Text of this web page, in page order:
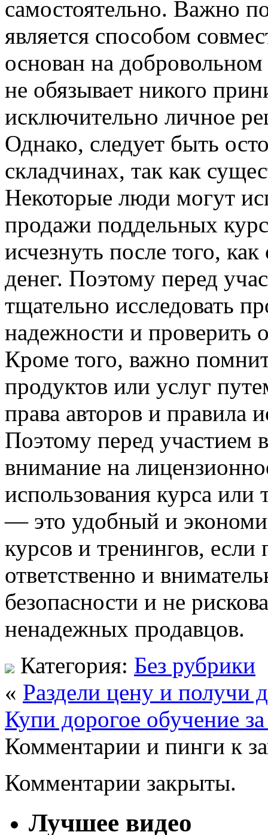
самостоятельно. Важно
является способом
основан на
не обязывает никого
исключительно личное
Однако, следует быть
складчинах, так как
Некоторые люди могут
продажи поддельных
исчезнуть после того,
денег. Поэтому перед
тщательно исследовать
надежности и проверить
Кроме того, важно
продуктов или услуг
права авторов и правила
Поэтому перед участием
внимание на
использования курса
— это удобный и
курсов и тренингов,
ответственно и
безопасности и не
ненадежных продавцов.
Категория: Без рубрики
« Раздели цену и получи
Купи дорогое обучение
Комментарии и пинги к
Комментарии закрыты.
Лучшее видео